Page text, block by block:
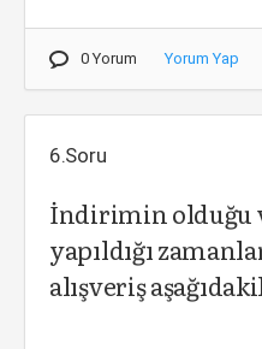
0 Yorum Yorum Yap
6.Soru
İndirimin olduğu
yapıldığı
alışveriş